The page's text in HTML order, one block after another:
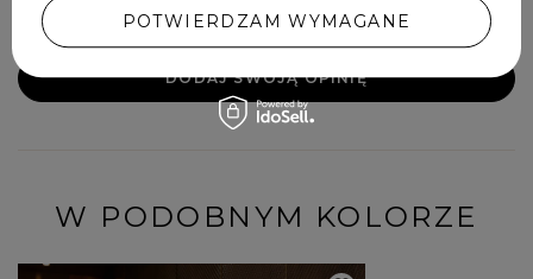
DODAJ SWOJĄ OPINIĘ
W PODOBNYM KOLORZE
POTWIERDZAM WYMAGANE